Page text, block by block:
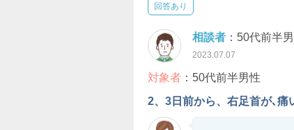
回答あり
相談者 ：50代前半
2023.07.07
対象者 ：50代前半男性
2、3日前から、右足首が､痛